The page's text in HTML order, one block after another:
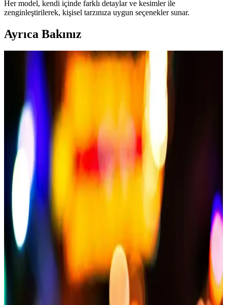
Her model, kendi içinde farklı detaylar ve kesimler ile
zenginleştirilerek, kişisel tarzınıza uygun seçenekler sunar.
Ayrıca Bakınız
Nubuk Mont Bakımı ve Temizliği İçin Detaylı
Rehber ve İpuçları
Nubuk montların bakımı ve temizliği için temel kurallar, doğru
ürünler ve dikkat edilmesi gerekenler hakkında detaylı bilgiler. Uzun
ömürlü ve yeni gibi görünmesini sağlayın.
Erkek Çocuklar İçin Kış Montu Seçerken Dikkat
Edilmesi Gerekenler ve En İyi Modeller
Erkek çocuklar için uygun mont seçimi, ısı yalıtımı, su geçirmezlik,
dayanıklılık ve şıklık gibi faktörleri göz önüne alarak yapılmalı.
Doğru mont, onların konforu ve sağlığı için önemlidir.
Regular Kalıp Nedir ve Mont Seçiminde Neden
Tercih Edilir
Regular kalıp, rahat ve klasik kesim anlamına gelir. Montlerde
kullanımı, hareket özgürlüğü ve estetik uyumu sağlar. Günlük ve şık
kombinlerde tercih edilen bu kesim, beden uyumu ve konfor sunar.
Beyaz Şişme Mont Seçimi ve Kombinasyonlarıyla
Kışa Şıklık Katın
Beyaz şişme montlar, kışın şıklık ve fonksiyonelliği bir arada sunar.